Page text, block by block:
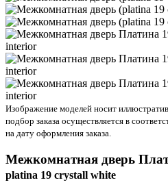
Изображение моделей носит
подбор заказа осуществляется в
на дату оформления заказа.
Межкомнатная дверь
platina 19 crystall white